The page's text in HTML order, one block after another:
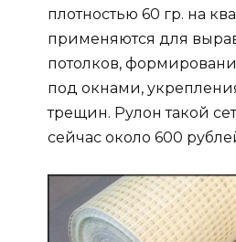
плотностью 60 гр. на
применяются для
потолков,
под окнами,
трещин. Рулон такой
сейчас около 600